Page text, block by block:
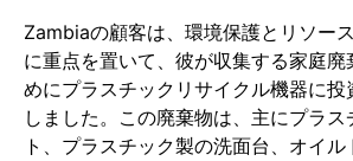
Zambiaの顧客は、環境保護とリソー
に重点を置いて、彼が収集する家庭廃
めにプラスチックリサイクル機器に投
しました。この廃棄物は、主にプラス
ト、プラスチック製の洗面台、オイ